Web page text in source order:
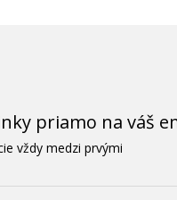
priamo na váš
vždy medzi prvými